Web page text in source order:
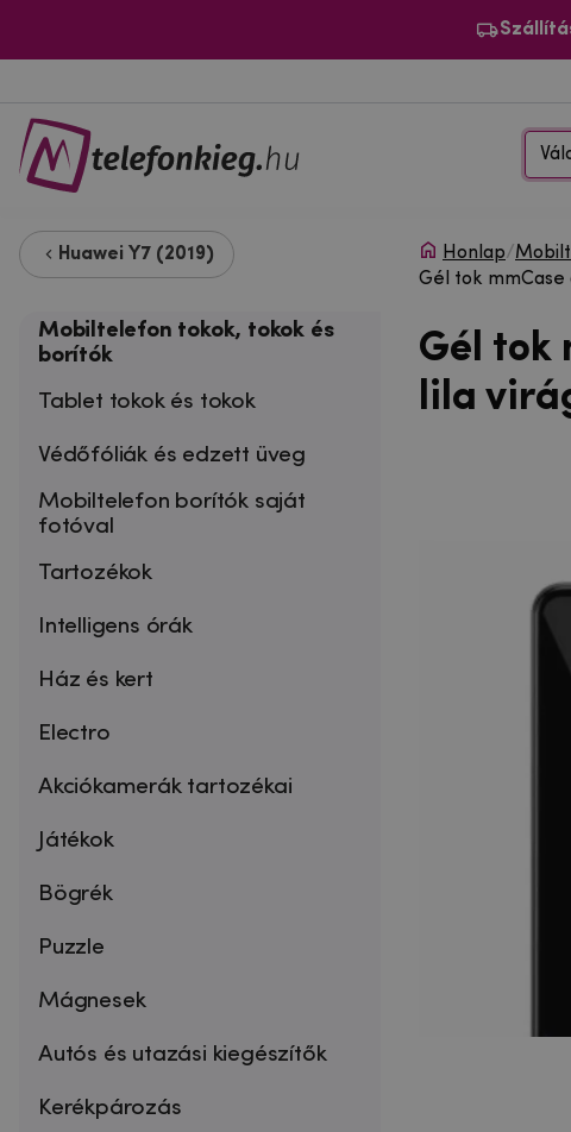
Huawei Y7 (2019)
Mobiltelefon tokok, tokok és
borítók
Tablet tokok és tokok
Védőfóliák és edzett üveg
Mobiltelefon borítók saját
fotóval
Tartozékok
Intelligens órák
Ház és kert
Electro
Akciókamerák tartozékai
Játékok
Bögrék
Puzzle
Mágnesek
Autós és utazási kiegészítők
Kerékpározás
Honlap/
Gél tok mmCase
Gél tok
lila